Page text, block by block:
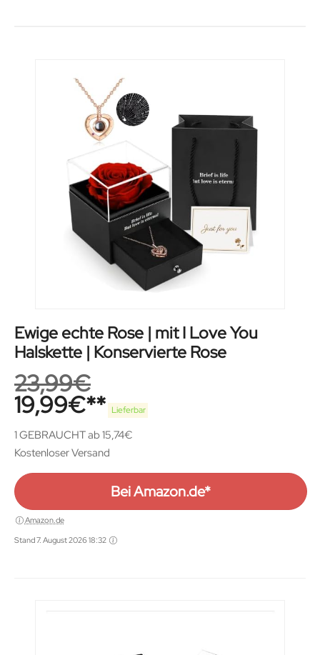
Ewige echte Rose | mit I Love You
Halskette | Konservierte Rose
23,99€
19,99€ Lieferbar
1 GEBRAUCHT ab 15,74€
Kostenloser Versand
Bei Amazon.de*
Amazon.de
Stand 7. August 2026 18:32